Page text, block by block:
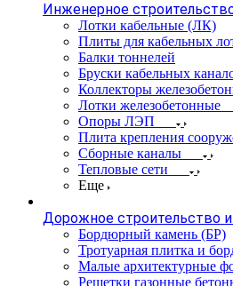
Инженерное
Лотки кабельные (ЛК)
Плиты для кабельных
Балки тоннелей
Бруски кабельных
Коллекторы
Лотки железобетонные
Опоры ЛЭП
Плита крепления
Сборные каналы
Тепловые сети
Еще
Дорожное строительство
Бордюрный камень (БР)
Тротуарная плитка и
Малые архитектурные
Решетки газонные